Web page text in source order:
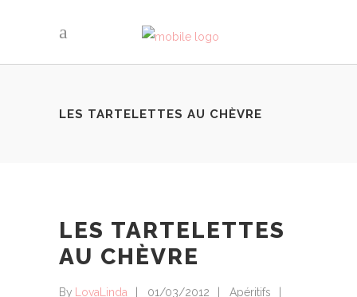
LES TARTELETTES AU CHÈVRE
LES TARTELETTES
AU CHÈVRE
By LovaLinda 01/03/2012
Apéritifs